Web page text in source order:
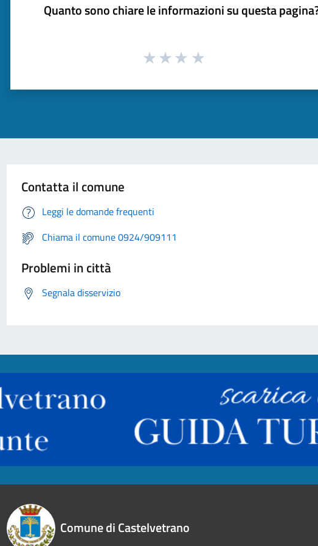
Quanto sono chiare le informazioni su questa
Contatta il comune
Leggi le domande frequenti
Chiama il comune 0924/909111
Problemi in città
Segnala disservizio
Comune di Castelvetrano